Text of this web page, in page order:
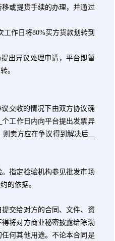
或提货手续的办理，并通过
工作日将80%买方货款划转到
出异议处理申请，平台即暂
。
交收的情况下由双方协议确
个工作日内向平台提出发票异
卖方应在争议得到解决后
指定检验机构参见批发市场
的依据。
交给对方的合同、文件、资
将对方商业秘密披露给除渤
何其他用途。不论本合同是